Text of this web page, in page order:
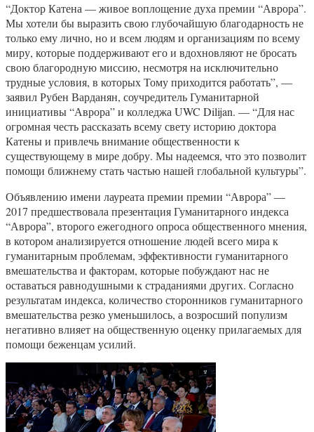
“Доктор Катена — живое воплощение духа премии “Аврора”.
Мы хотели бы выразить свою глубочайшую благодарность не
только ему лично, но и всем людям и организациям по всему
миру, которые поддерживают его и вдохновляют не бросать
свою благородную миссию, несмотря на исключительно
трудные условия, в которых Тому приходится работать”, —
заявил Рубен Варданян, соучредитель Гуманитарной
инициативы “Аврора” и колледжа UWC Dilijan. — “Для нас
огромная честь рассказать всему свету историю доктора
Катены и привлечь внимание общественности к
существующему в мире добру. Мы надеемся, что это позволит
помощи ближнему стать частью нашей глобальной культуры”.
Объявлению имени лауреата премии премии “Аврора” —
2017 предшествовала презентация Гуманитарного индекса
“Аврора”, второго ежегодного опроса общественного мнения,
в котором анализируется отношение людей всего мира к
гуманитарным проблемам, эффективности гуманитарного
вмешательства и факторам, которые побуждают нас не
оставаться равнодушными к страданиями других. Согласно
результатам индекса, количество сторонников гуманитарного
вмешательства резко уменьшилось, а возросший популизм
негативно влияет на общественную оценку прилагаемых для
помощи беженцам усилий.